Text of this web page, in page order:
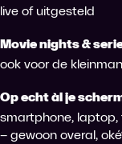
live of uitgesteld
Movie nights &
ook voor de
Op echt àl je
smartphone,
– gewoon overal,